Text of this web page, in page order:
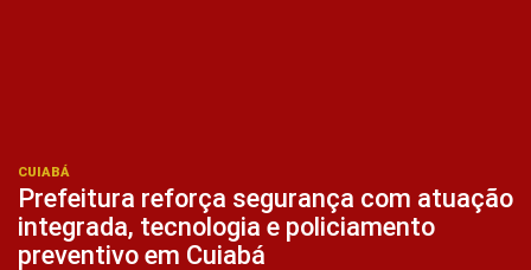
CUIABÁ
Prefeitura reforça segurança com atuação
integrada, tecnologia e policiamento
preventivo em Cuiabá